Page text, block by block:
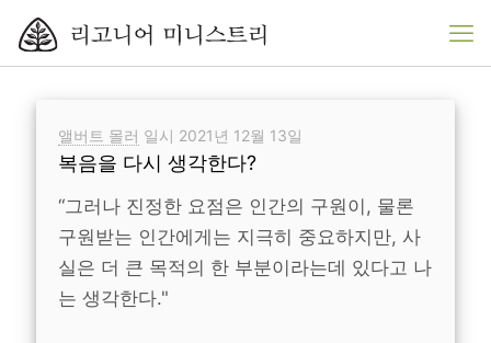
앨버트 몰러 일시 2021년 12월 13일
복음을 다시 생각한다?
“그러나 진정한 요점은 인간의 구원이, 물론
구원받는 인간에게는 지극히 중요하지만, 사
실은 더 큰 목적의 한 부분이라는데 있다고 나
는 생각한다."